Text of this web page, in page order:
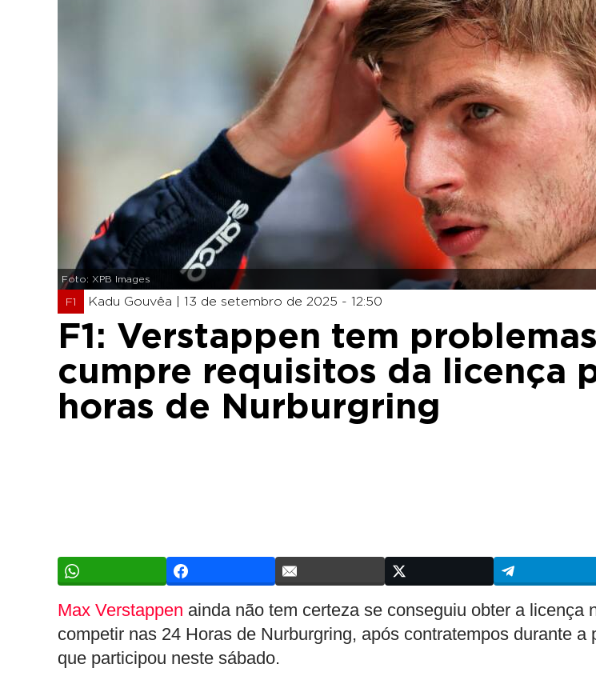
Foto: XPB Images
F1 Kadu Gouvêa | 13 de setembro de 2025 - 12:50
F1: Verstappen tem
cumpre requisitos da licença
horas de Nurburgring
Max Verstappen ainda não tem certeza se conseguiu obter a licença
competir nas 24 Horas de Nurburgring, após contratempos durante a
que participou neste sábado.